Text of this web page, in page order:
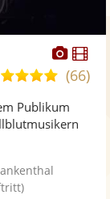
Fotos
4,9
5
(66)
Publikum